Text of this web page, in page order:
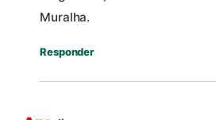
Muralha.
Responder